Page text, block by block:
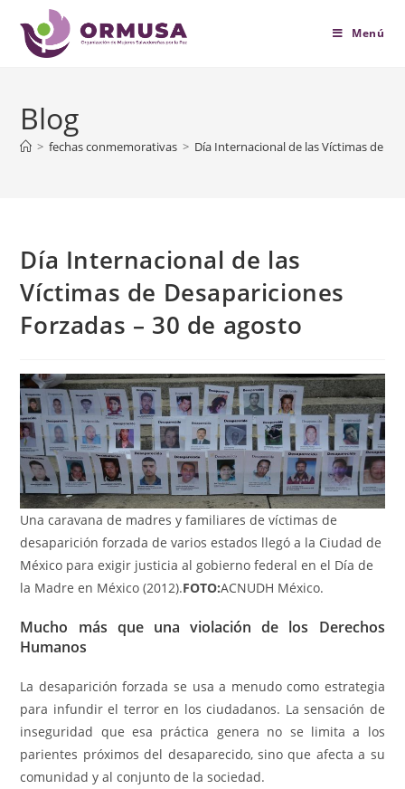
contenido
Menú
Blog
> fechas conmemorativas > Día Internacional de las Víctimas de
Día Internacional de las
Víctimas de Desapariciones
Forzadas – 30 de agosto
Una caravana de madres y familiares de víctimas de
desaparición forzada de varios estados llegó a la Ciudad de
México para exigir justicia al gobierno federal en el Día de
la Madre en México (2012).FOTO:ACNUDH México.
Mucho más que una violación de los Derechos
Humanos
La desaparición forzada se usa a menudo como estrategia
para infundir el terror en los ciudadanos. La sensación de
inseguridad que esa práctica genera no se limita a los
parientes próximos del desaparecido, sino que afecta a su
comunidad y al conjunto de la sociedad.